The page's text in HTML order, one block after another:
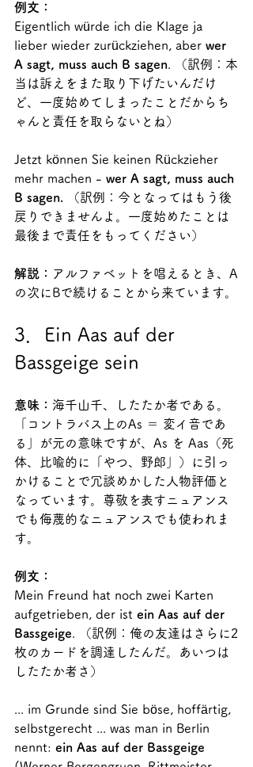
例文：
Eigentlich würde ich die Klage ja
lieber wieder zurückziehen, aber wer
A sagt, muss auch B sagen . （訳例：本
当は訴えをまた取り下げたいんだけ
ど、一度始めてしまったことだからち
ゃんと責任を取らないとね）
Jetzt können Sie keinen Rückzieher
mehr machen - wer A sagt, muss auch
B sagen.
（訳例：今となってはもう後
戻りできませんよ。一度始めたことは
最後まで責任をもってください）
解説： アルファベットを唱えるとき、A
の次にBで続けることから来ています。
3．Ein Aas auf der
Bassgeige sein
意味： 海千山千、したたか者である。
「コントラバス上のAs ＝ 変イ音であ
る」が元の意味ですが、As を Aas（死
体、比喩的に「やつ、野郎」）に引っ
かけることで冗談めかした人物評価と
なっています。尊敬を表すニュアンス
でも侮蔑的なニュアンスでも使われま
す。
例文：
Mein Freund hat noch zwei Karten
aufgetrieben, der ist ein Aas auf der
Bassgeige . （訳例：俺の友達はさらに2
枚のカードを調達したんだ。あいつは
したたか者さ）
... im Grunde sind Sie böse, hoffärtig,
selbstgerecht ... was man in Berlin
nennt: ein Aas auf der Bassgeige